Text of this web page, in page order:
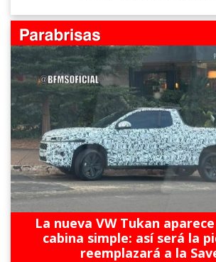
La nueva VW Tukan
cabina simple: así será la
reemplazará a la